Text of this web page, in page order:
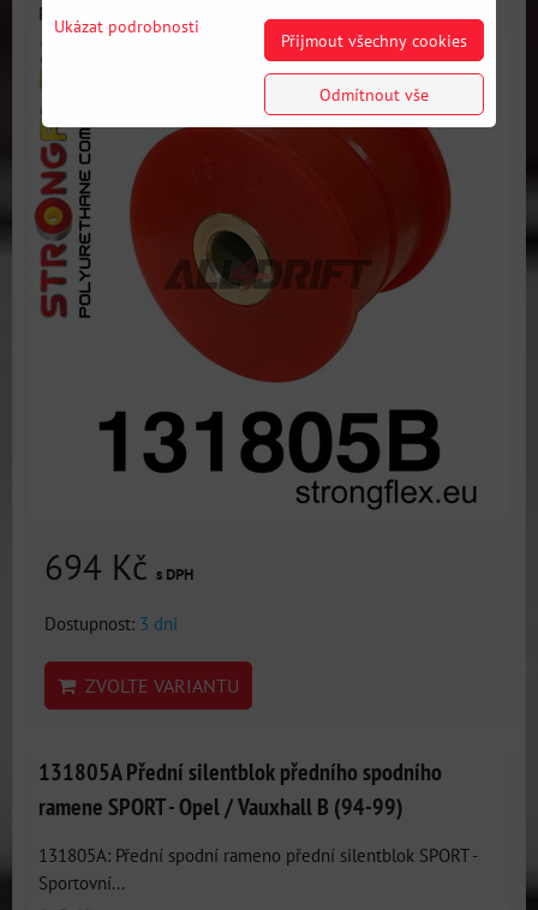
Polyuretanový...
694 Kč s DPH
Dostupnost: 3 dni
ZVOLTE VARIANTU
131805A Přední silentblok předního spodního
ramene SPORT - Opel / Vauxhall B (94-99)
131805A: Přední spodní rameno přední silentblok SPORT -
Sportovní...
Ukázat podrobnosti
Přijmout všechny cookies
Odmítnout vše